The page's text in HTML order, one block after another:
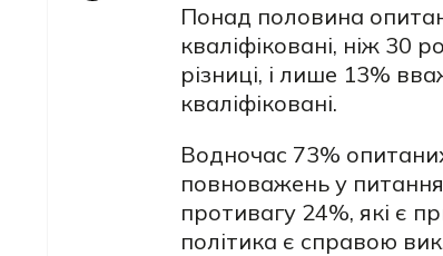
Понад половина
кваліфіковані, ніж 30
різниці, і лише 13%
кваліфіковані.
Водночас 73%
повноважень у
противагу 24%, які є
політика є справою